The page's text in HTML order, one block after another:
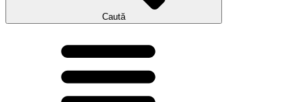
Caută